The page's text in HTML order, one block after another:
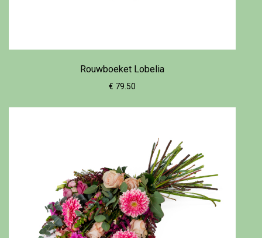
Rouwboeket Lobelia
€ 79.50